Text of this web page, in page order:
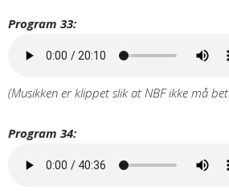
Program 33:
(Musikken er klippet slik at NBF ikke må
Program 34: